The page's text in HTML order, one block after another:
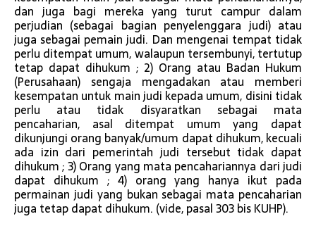
dan juga bagi mereka yang turut campur dalam
perjudian (sebagai bagian penyelenggara judi) atau
juga sebagai pemain judi. Dan mengenai tempat tidak
perlu ditempat umum, walaupun tersembunyi, tertutup
tetap dapat dihukum ; 2) Orang atau Badan Hukum
(Perusahaan) sengaja mengadakan atau memberi
kesempatan untuk main judi kepada umum, disini tidak
perlu atau tidak disyaratkan sebagai mata
pencaharian, asal ditempat umum yang dapat
dikunjungi orang banyak/umum dapat dihukum, kecuali
ada izin dari pemerintah judi tersebut tidak dapat
dihukum ; 3) Orang yang mata pencahariannya dari judi
dapat dihukum ; 4) orang yang hanya ikut pada
permainan judi yang bukan sebagai mata pencaharian
juga tetap dapat dihukum. (vide, pasal 303 bis KUHP).